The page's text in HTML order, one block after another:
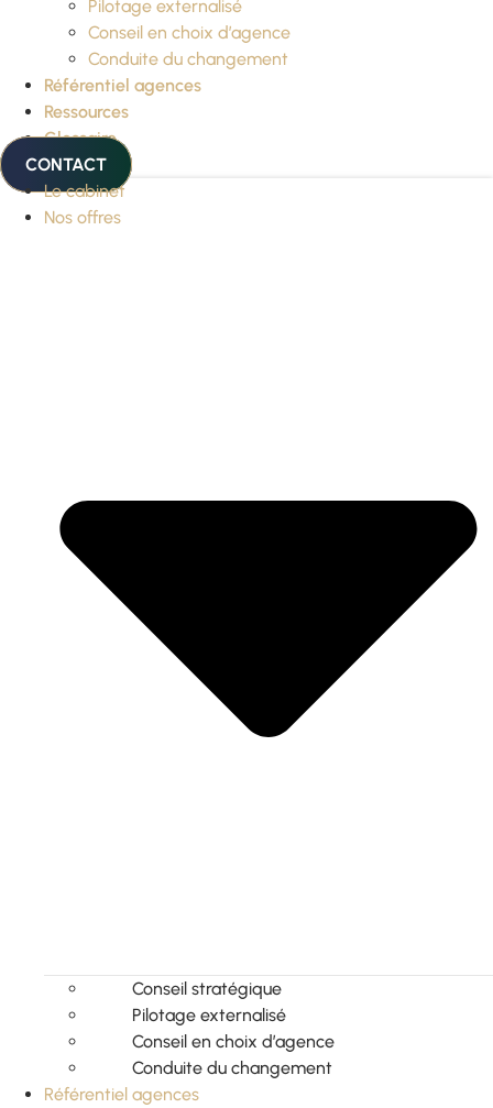
Pilotage externalisé
Conseil en choix d’agence
Conduite du changement
Référentiel agences
Ressources
Glossaire
CONTACT
Le cabinet
Nos offres
Conseil stratégique
Pilotage externalisé
Conseil en choix d’agence
Conduite du changement
Référentiel agences